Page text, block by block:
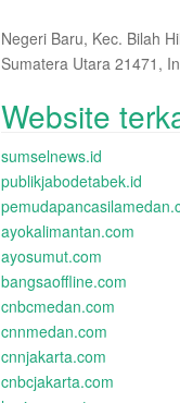
Negeri Baru, Kec. Bilah
Sumatera Utara 21471,
Website
sumselnews.id
publikjabodetabek.id
ayokalimantan.com
ayosumut.com
bangsaoffline.com
cnbcmedan.com
cnnmedan.com
cnnjakarta.com
cnbcjakarta.com